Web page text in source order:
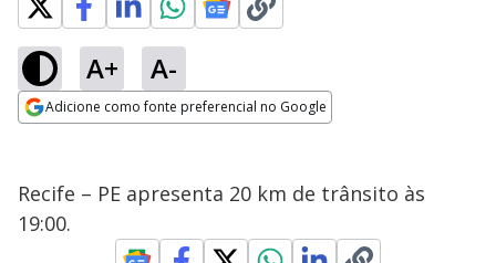
A+ A-
Adicione como fonte preferencial no Google
Recife – PE apresenta 20 km de trânsito às
19:00.